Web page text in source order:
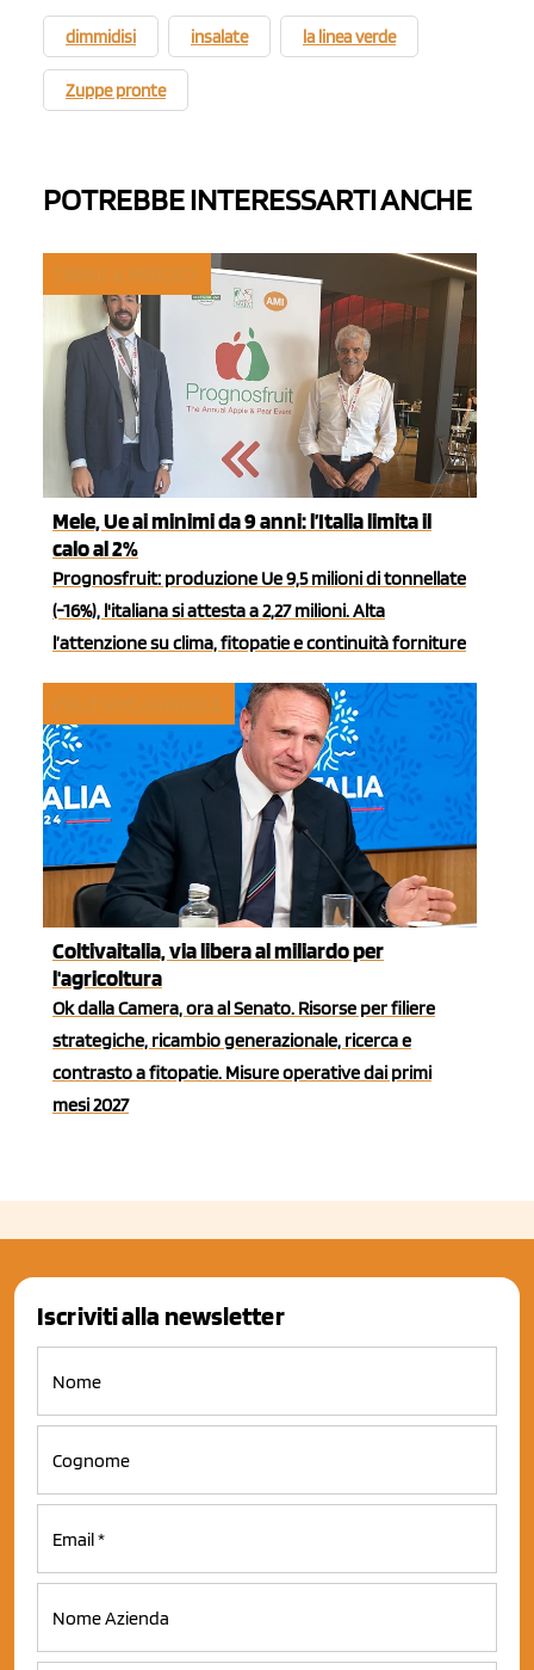
dimmidisi insalate la linea verde
Zuppe pronte
POTREBBE INTERESSARTI ANCHE
Mele, Ue ai minimi da 9 anni: l’Italia limita il
calo al 2%
Prognosfruit: produzione Ue 9,5 milioni di tonnellate
(-16%), l'italiana si attesta a 2,27 milioni. Alta
l’attenzione su clima, fitopatie e continuità forniture
Coltivaitalia, via libera al miliardo per
l'agricoltura
Ok dalla Camera, ora al Senato. Risorse per filiere
strategiche, ricambio generazionale, ricerca e
contrasto a fitopatie. Misure operative dai primi
mesi 2027
Iscriviti alla newsletter